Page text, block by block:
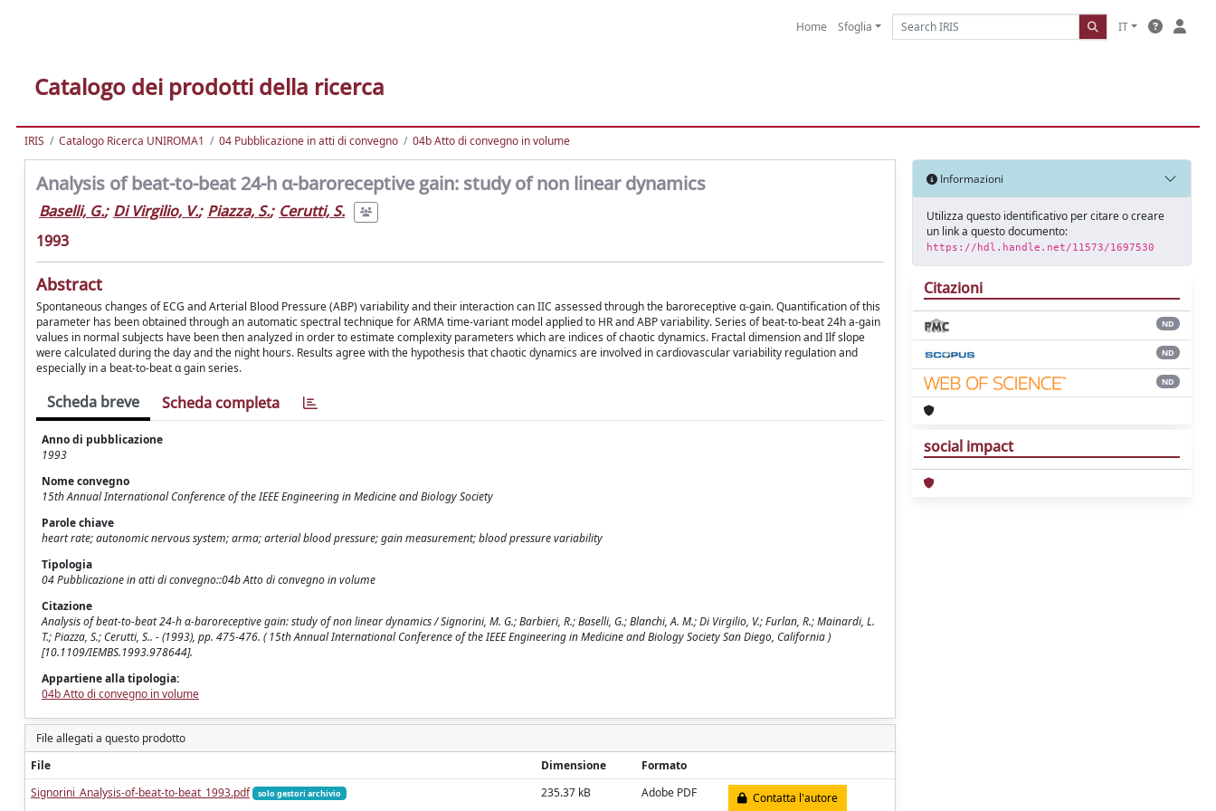
Home Sfoglia IT
Catalogo dei prodotti della ricerca
IRIS Catalogo Ricerca UNIROMA1 04 Pubblicazione in atti di convegno 04b Atto di convegno in volume
Analysis of beat-to-beat 24-h α-baroreceptive gain: study of non linear dynamics
Baselli, G.; Di Virgilio, V.; Piazza, S.; Cerutti, S.
1993
Abstract
Spontaneous changes of ECG and Arterial Blood Pressure (ABP) variability and their interaction can IIC assessed through the baroreceptive α-gain. Quantification of this
parameter has been obtained through an automatic spectral technique for ARMA time-variant model applied to HR and ABP variability. Series of beat-to-beat 24h a-gain
values in normal subjects have been then analyzed in order to estimate complexity parameters which are indices of chaotic dynamics. Fractal dimension and Ilf slope
were calculated during the day and the night hours. Results agree with the hypothesis that chaotic dynamics are involved in cardiovascular variability regulation and
especially in a beat-to-beat α gain series.
Scheda breve Scheda completa
Anno di pubblicazione
1993
Nome convegno
15th Annual International Conference of the IEEE Engineering in Medicine and Biology Society
Parole chiave
heart rate; autonomic nervous system; arma; arterial blood pressure; gain measurement; blood pressure variability
Tipologia
04 Pubblicazione in atti di convegno::04b Atto di convegno in volume
Citazione
Analysis of beat-to-beat 24-h α-baroreceptive gain: study of non linear dynamics / Signorini, M. G.; Barbieri, R.; Baselli, G.; Blanchi, A. M.; Di Virgilio, V.; Furlan, R.; Mainardi, L.
T.; Piazza, S.; Cerutti, S.. - (1993), pp. 475-476. ( 15th Annual International Conference of the IEEE Engineering in Medicine and Biology Society San Diego, California )
[10.1109/IEMBS.1993.978644].
Appartiene alla tipologia:
04b Atto di convegno in volume
File allegati a questo prodotto
File
Dimensione
Formato
Signorini_Analysis-of-beat-to-beat_1993.pdf
solo gestori archivio 235.37 kB Adobe PDF Contatta l'autore
Informazioni
Utilizza questo identificativo per citare o creare
un link a questo documento:
https://hdl.handle.net/11573/1697530
Citazioni
ND
ND
ND
social impact